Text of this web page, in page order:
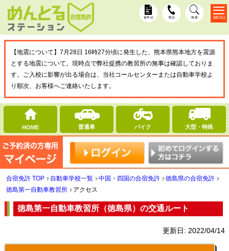
仮申込 電話 検索
【地震について】7月28日 16時27分頃に発生した、熊本県熊本地方を震源
とする地震について。現時点で弊社提携の教習所の無事は確認しておりま
す。ご入校に影響が出る場合は、当社コールセンターまたは自動車学校よ
り順次、お客様へご連絡いたします。
HOME 普通車 バイク 大型・特殊
MENU
合宿免許 TOP 自動車学校一覧 中国・四国の合宿免許
徳島県の合宿免許
徳島第一自動車教習所
アクセス
徳島第一自動車教習所（徳島県）の交通ルート
更新日: 2022/04/14